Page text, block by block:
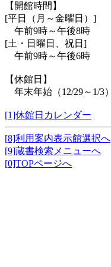
【開館時間】
[平日（月～金曜日）]
午前9時～午後8時
[土・日曜日、祝日]
午前9時～午後6時
【休館日】
年末年始（12/29～1/3）
[1]休館日カレンダー
[8]利用案内表示館選択へ
[9]蔵書検索メニューへ
[0]TOPページへ